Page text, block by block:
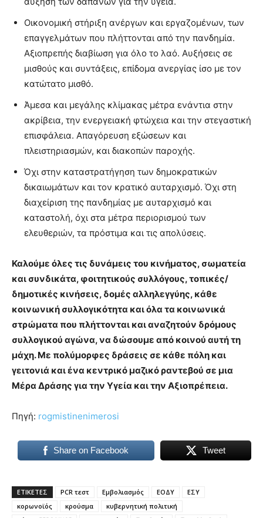
Οικονομική στήριξη ανέργων και εργαζομένων, των
επαγγελμάτων που πλήττονται από την πανδημία.
Αξιοπρεπής διαβίωση για όλο το λαό. Αυξήσεις σε
μισθούς και συντάξεις, επίδομα ανεργίας ίσο με τον
κατώτατο μισθό.
Άμεσα και μεγάλης κλίμακας μέτρα ενάντια στην
ακρίβεια, την ενεργειακή φτώχεια και την στεγαστική
επισφάλεια. Απαγόρευση εξώσεων και
πλειστηριασμών, και διακοπών παροχής.
Όχι στην καταστρατήγηση των δημοκρατικών
δικαιωμάτων και τον κρατικό αυταρχισμό. Όχι στη
διαχείριση της πανδημίας με αυταρχισμό και
καταστολή, όχι στα μέτρα περιορισμού των
ελευθεριών, τα πρόστιμα και τις απολύσεις.
Καλούμε όλες τις δυνάμεις του κινήματος, σωματεία
και συνδικάτα, φοιτητικούς συλλόγους, τοπικές/
δημοτικές κινήσεις, δομές αλληλεγγύης, κάθε
κοινωνική συλλογικότητα και όλα τα κοινωνικά
στρώματα που πλήττονται και αναζητούν δρόμους
συλλογικού αγώνα, να δώσουμε από κοινού αυτή τη
μάχη. Με πολύμορφες δράσεις σε κάθε πόλη και
γειτονιά και ένα κεντρικό μαζικό ραντεβού σε μια
Μέρα Δράσης για την Υγεία και την Αξιοπρέπεια.
Πηγή: rogmistinenimerosi
Share on Facebook Tweet
ΕΤΙΚΕΤΕΣ PCR τεστ Εμβολιασμός ΕΟΔΥ
ΕΣΥ
κορωνοϊός
κρούσμα
κυβερνητική πολιτική